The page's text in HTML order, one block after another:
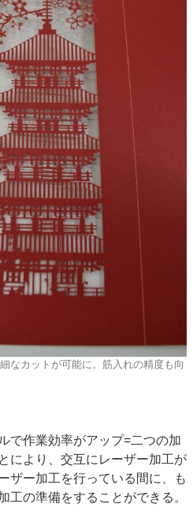
なカットが可能に。筋入れの精度も向
で作業効率がアップ=二つの加
により、交互にレーザー加工が
ザー加工を行っている間に、も
工の準備をすることができる。